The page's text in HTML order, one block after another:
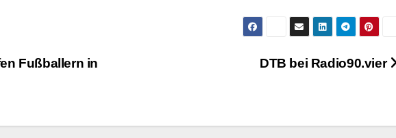
DTB bei Radio90.vier
Fußballern in